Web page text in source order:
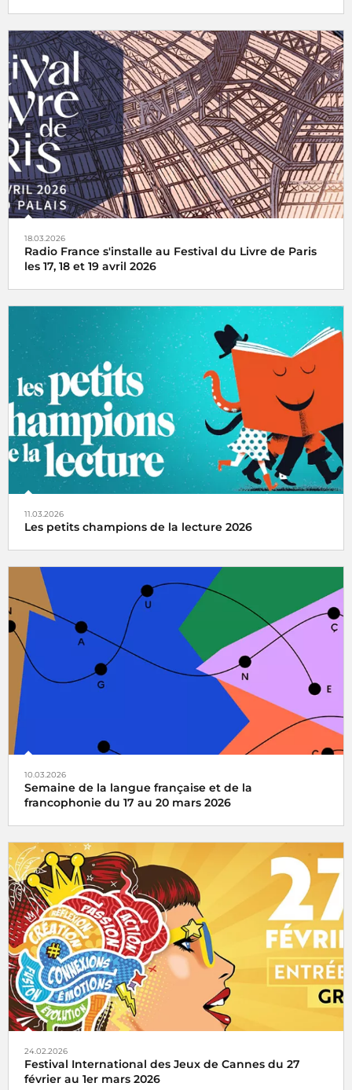
Inès Delasa remporte le prix Radio France du concours
Talents des Cités pour la Boîte à Outinès, son entreprise
qu'elle a fondée à Rennes
18.03.2026
Radio France s'installe au Festival du Livre de Paris
les 17, 18 et 19 avril 2026
Radio France, premier média du livre, fait la part belle à la
littérature et installe son studio au Grand Palais lors du
Festival du Livre de Paris
11.03.2026
Les petits champions de la lecture 2026
Radio France partenaire de la 14e édition du grand jeu
national de lecture à voix haute pour les enfants de CM1
et CM2
10.03.2026
Semaine de la langue française et de la
francophonie du 17 au 20 mars 2026
Organisée autour du 20 mars, date de la
Journée
internationale de la Francophonie, la Semaine de la
langue française et de la francophonie célèbre le plaisir des
mots.
24.02.2026
Festival International des Jeux de Cannes du 27
février au 1er mars 2026